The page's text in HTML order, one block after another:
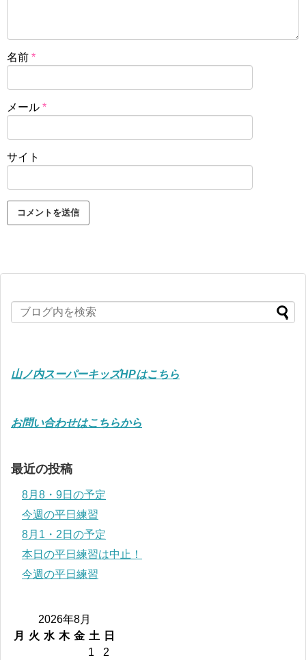
名前 *
メール *
サイト
山ノ内スーパーキッズHPはこちら
お問い合わせはこちらから
最近の投稿
8月8・9日の予定
今週の平日練習
8月1・2日の予定
本日の平日練習は中止！
今週の平日練習
2026年8月
月
火 水 木 金 土
日
1
2